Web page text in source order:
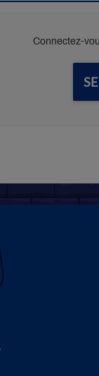
Connectez-